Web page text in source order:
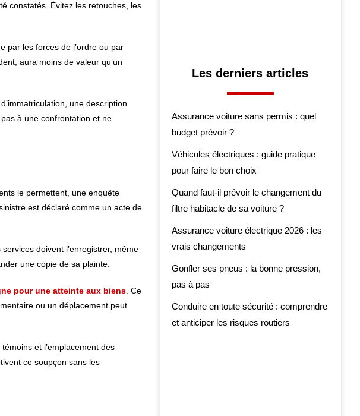
constatés. Évitez les retouches, les
par les forces de l’ordre ou par
aura moins de valeur qu’un
une description
à une confrontation et ne
le permettent, une enquête
est déclaré comme un acte de
doivent l’enregistrer, même
une copie de sa plainte.
pour une atteinte aux biens. Ce
ou un déplacement peut
et l’emplacement des
ce soupçon sans les
Les derniers articles
Assurance voiture sans permis : quel
budget prévoir ?
Véhicules électriques : guide pratique
pour faire le bon choix
Quand faut-il prévoir le changement du
filtre habitacle de sa voiture ?
Assurance voiture électrique 2026 : les
vrais changements
Gonfler ses pneus : la bonne pression,
pas à pas
Conduire en toute sécurité : comprendre
et anticiper les risques routiers